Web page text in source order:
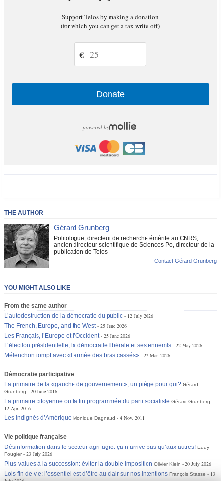
Support Telos by making a donation
(for which you can get a tax write-off)
€
Donate
powered by
THE AUTHOR
Gérard Grunberg
Politologue, directeur de recherche émérite au CNRS,
ancien directeur scientifique de Sciences Po, directeur de la
publication de Telos
Contact Gérard Grunberg
YOU MIGHT ALSO LIKE
From the same author
L’autodestruction de la démocratie du public
12 July 2026
The French, Europe, and the West
25 June 2026
Les Français, l’Europe et l’Occident
25 June 2026
L’élection présidentielle, la démocratie libérale et ses ennemis
22 May 2026
Mélenchon rompt avec «l’armée des bras cassés»
27 Mar. 2026
Démocratie participative
La primaire de la «gauche de gouvernement», un piège pour qui? Gérard
Grunberg
20 June 2016
La primaire citoyenne ou la fin programmée du parti socialiste Gérard Grunberg
12 Apr. 2016
Les indignés d’Amérique Monique Dagnaud 4 Nov. 2011
Vie politique française
Désinformation dans le secteur agri-agro: ça n’arrive pas qu’aux autres! Eddy
Fougier
23 July 2026
Plus-values à la succession: éviter la double imposition Olivier Klein
20 July 2026
Lois fin de vie: l’essentiel est d’être au clair sur nos intentions François Stasse
13